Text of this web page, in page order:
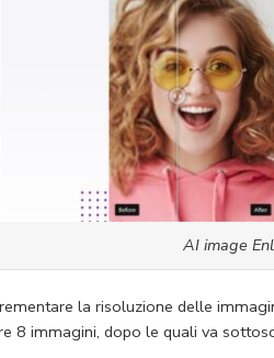
AI image
la risoluzione delle
8 immagini, dopo le quali va